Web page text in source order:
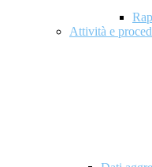
Attività e